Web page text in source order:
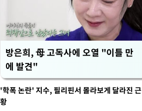
방은희, 母 고독사에 오열 "이틀 만
에 발견"
'학폭 논란' 지수, 필리핀서 몰라보게 달라진 근
황